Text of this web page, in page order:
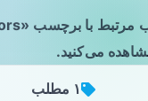
می‌کنید.
۱ مطلب